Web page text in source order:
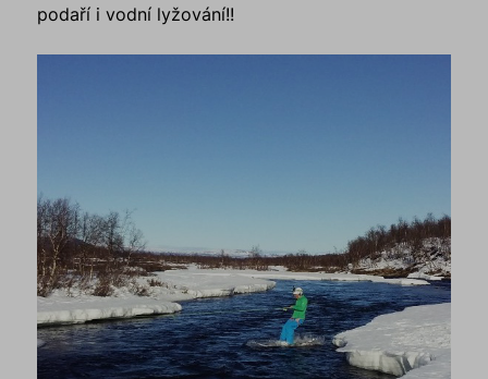
podaří i vodní lyžování!!